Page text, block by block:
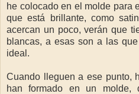
he colocado en el molde para
que está brillante, como
acercan un poco, verán que
blancas, a esas son a las
ideal.
Cuando lleguen a ese punto,
han formado en un molde,